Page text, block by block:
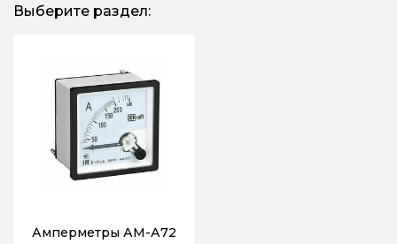
Выберите раздел:
Амперметры АМ-А72